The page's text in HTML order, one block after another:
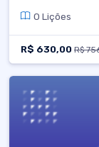
0 Lições
R$ 630,00 R$